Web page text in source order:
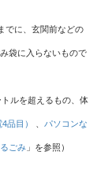
でに、玄関前などの
袋に入らないもので
ルを超えるもの、体
品目）
パソコンな
ごみ 」を参照）